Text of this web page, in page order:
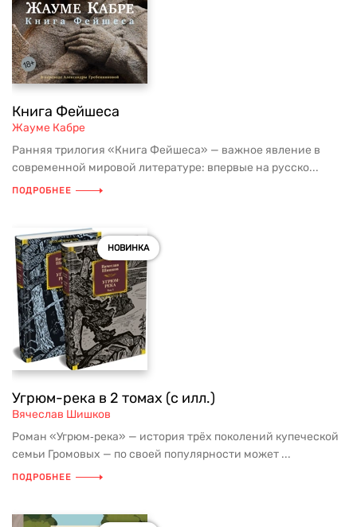
Книга Фейшеса
Жауме Кабре
Ранняя трилогия «Книга Фейшеса» — важное явление в
современной мировой литературе: впервые на русско...
ПОДРОБНЕЕ
НОВИНКА
Угрюм-река в 2 томах (с илл.)
Вячеслав Шишков
Роман «Угрюм‑река» — история трёх поколений купеческой
семьи Громовых — по своей популярности может ...
ПОДРОБНЕЕ